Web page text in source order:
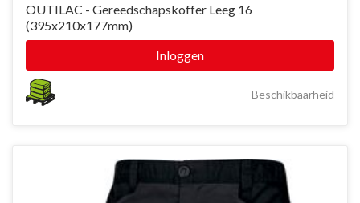
OUTILAC - Gereedschapskoffer Leeg 16
(395x210x177mm)
Inloggen
Beschikbaarheid